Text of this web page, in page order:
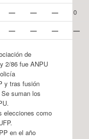
— — —
0
— — — —
de
2/86 fue ANPU
y tras fusión
suman los
elecciones como
en el año